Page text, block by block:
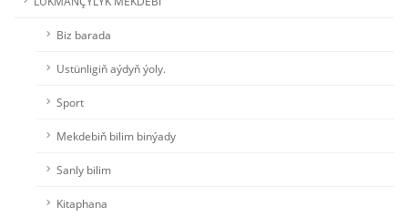
Biz barada
Ustünligiň aýdyň ýoly.
Sport
Mekdebiň bilim binýady
Sanly bilim
Kitaphana